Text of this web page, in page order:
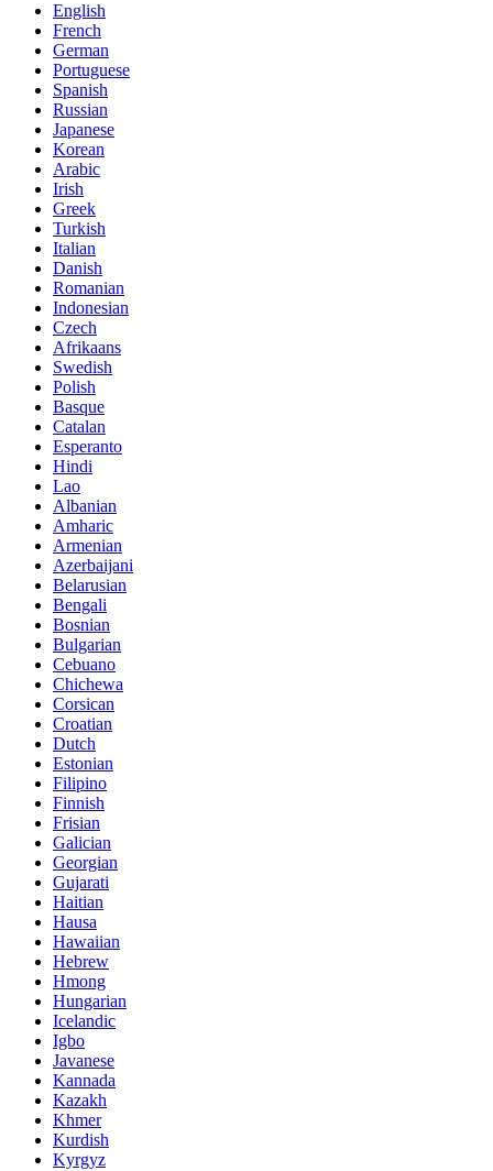
English
French
German
Portuguese
Spanish
Russian
Japanese
Korean
Arabic
Irish
Greek
Turkish
Italian
Danish
Romanian
Indonesian
Czech
Afrikaans
Swedish
Polish
Basque
Catalan
Esperanto
Hindi
Lao
Albanian
Amharic
Armenian
Azerbaijani
Belarusian
Bengali
Bosnian
Bulgarian
Cebuano
Chichewa
Corsican
Croatian
Dutch
Estonian
Filipino
Finnish
Frisian
Galician
Georgian
Gujarati
Haitian
Hausa
Hawaiian
Hebrew
Hmong
Hungarian
Icelandic
Igbo
Javanese
Kannada
Kazakh
Khmer
Kurdish
Kyrgyz